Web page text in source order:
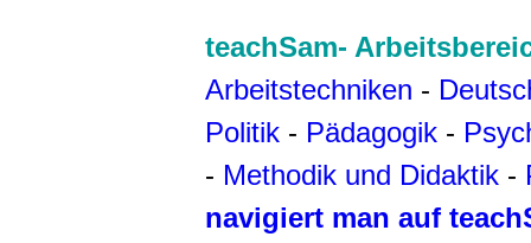
teachSam-
Arbeitstechniken -
Politik - Pädagogik -
- Methodik und Didaktik -
navigiert man auf